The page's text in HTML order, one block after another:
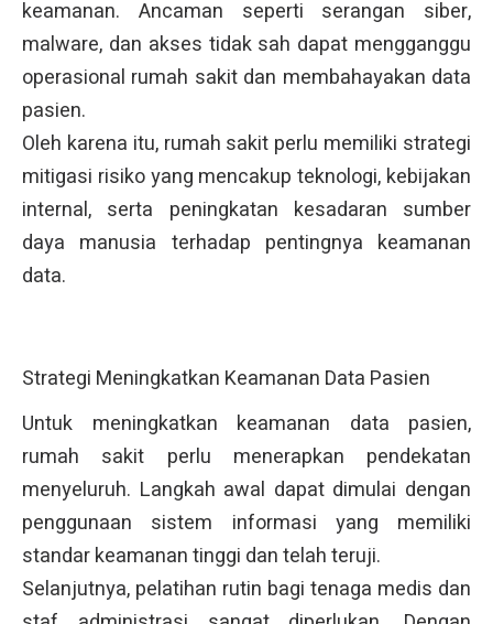
keamanan. Ancaman seperti serangan siber,
malware, dan akses tidak sah dapat mengganggu
operasional rumah sakit dan membahayakan data
pasien.
Oleh karena itu, rumah sakit perlu memiliki strategi
mitigasi risiko yang mencakup teknologi, kebijakan
internal, serta peningkatan kesadaran sumber
daya manusia terhadap pentingnya keamanan
data.
Strategi Meningkatkan Keamanan Data Pasien
Untuk meningkatkan keamanan data pasien,
rumah sakit perlu menerapkan pendekatan
menyeluruh. Langkah awal dapat dimulai dengan
penggunaan sistem informasi yang memiliki
standar keamanan tinggi dan telah teruji.
Selanjutnya, pelatihan rutin bagi tenaga medis dan